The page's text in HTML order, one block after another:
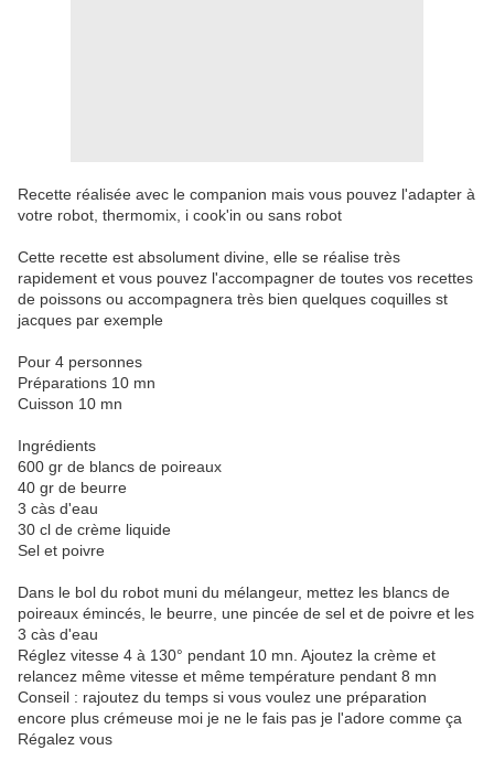
Recette réalisée avec le companion mais vous pouvez l'adapter à
votre robot, thermomix, i cook'in ou sans robot
Cette recette est absolument divine, elle se réalise très
rapidement et vous pouvez l'accompagner de toutes vos recettes
de poissons ou accompagnera très bien quelques coquilles st
jacques par exemple
Pour 4 personnes
Préparations 10 mn
Cuisson 10 mn
Ingrédients
600 gr de blancs de poireaux
40 gr de beurre
3 càs d'eau
30 cl de crème liquide
Sel et poivre
Dans le bol du robot muni du mélangeur, mettez les blancs de
poireaux émincés, le beurre, une pincée de sel et de poivre et les
3 càs d'eau
Réglez vitesse 4 à 130° pendant 10 mn. Ajoutez la crème et
relancez même vitesse et même température pendant 8 mn
Conseil : rajoutez du temps si vous voulez une préparation
encore plus crémeuse moi je ne le fais pas je l'adore comme ça
Régalez vous